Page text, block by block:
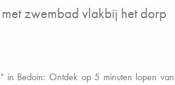
zwembad vlakbij het dorp
in Bedoin: Ontdek op 5 minuten lopen van